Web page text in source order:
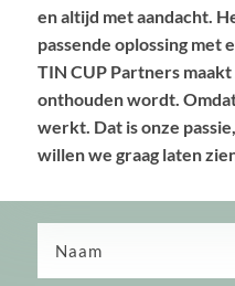
en altijd met aandacht.
passende oplossing met
TIN CUP Partners
onthouden wordt.
werkt. Dat is onze
willen we graag laten